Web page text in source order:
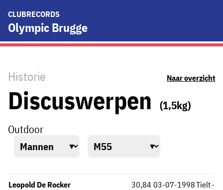
CLUBRECORDS
Olympic Brugge
Historie Naar overzicht
Discuswerpen
(1,5kg)
Outdoor
Leopold De Rocker Tielt
30,84 -
03-07-1998